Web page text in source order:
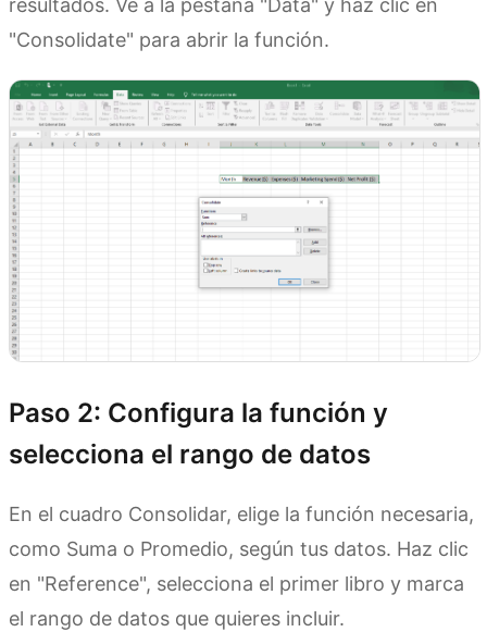
"Consolidate" para abrir la función.
Paso 2: Configura la función y
selecciona el rango de datos
En el cuadro Consolidar, elige la función necesaria,
como Suma o Promedio, según tus datos. Haz clic
en "Reference", selecciona el primer libro y marca
el rango de datos que quieres incluir.